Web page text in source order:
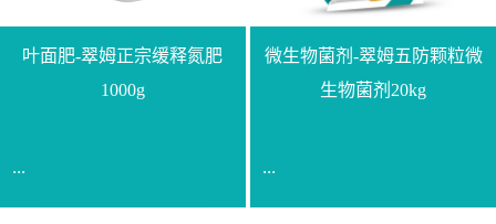
叶面肥-翠姆正宗缓释氮肥
1000g
...
微生物菌剂-翠姆五防颗粒微
生物菌剂20kg
...